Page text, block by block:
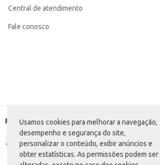
Usamos cookies para melhorar a navegação,
desempenho e segurança do site,
personalizar o conteúdo, exibir anúncios e
obter estatísticas. As permissões podem ser
EAN: 192505066961
Central de atendimento
Fale conosco
Formas de pagamento